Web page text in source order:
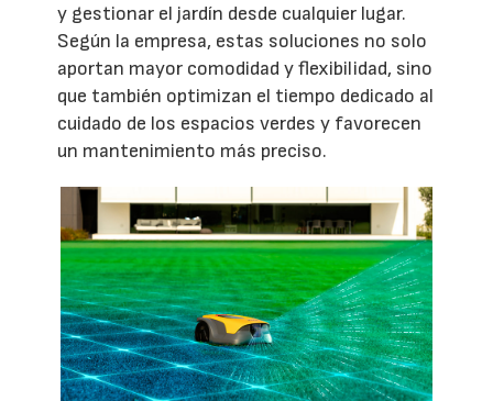
y gestionar el jardín desde cualquier lugar.
Según la empresa, estas soluciones no solo
aportan mayor comodidad y flexibilidad, sino
que también optimizan el tiempo dedicado al
cuidado de los espacios verdes y favorecen
un mantenimiento más preciso.